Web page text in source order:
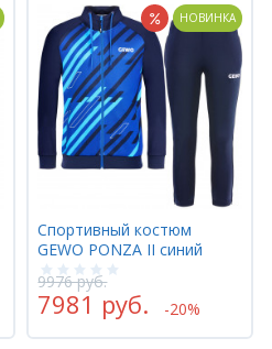
НОВИНКА
Спортивный костюм
GEWO PONZA II синий
9976 руб.
7981 руб. -20%